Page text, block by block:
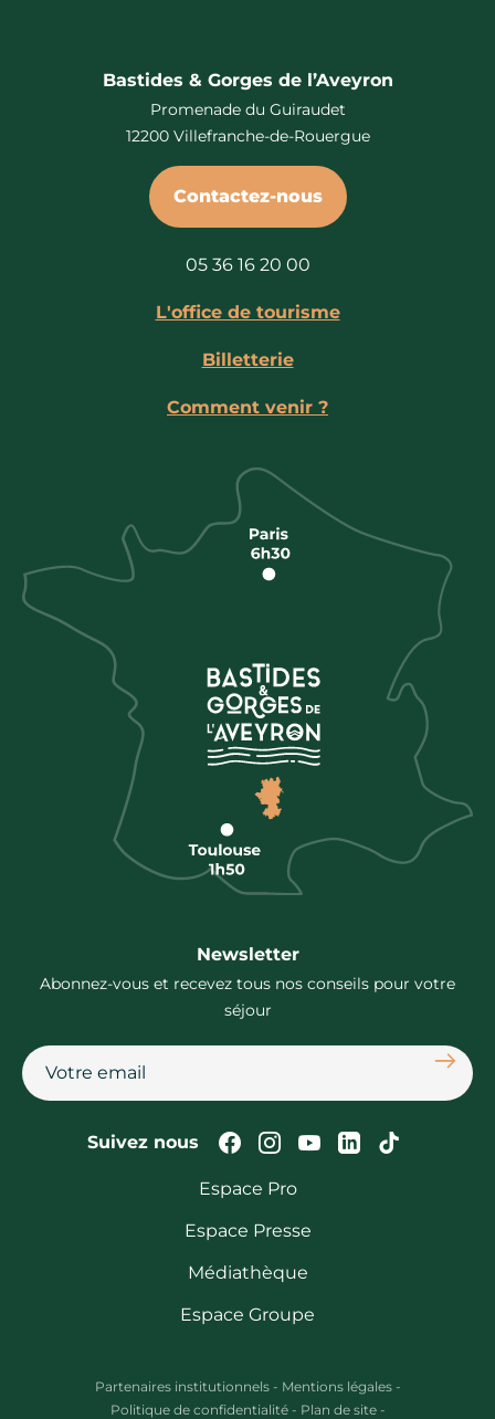
Bastides & Gorges de l’Aveyron
Promenade du Guiraudet
12200 Villefranche-de-Rouergue
Contactez-nous
05 36 16 20 00
L'office de tourisme
Billetterie
Comment venir ?
Newsletter
Abonnez-vous et recevez tous nos conseils pour votre
séjour
Suivez nous Suivez-nous sur
Suivez-nous sur
Suivez-nous
Suivez-Suivez-
Espace Pro
Espace Presse
Médiathèque
Espace Groupe
Partenaires institutionnels - Mentions légales -
Politique de confidentialité - Plan de site -